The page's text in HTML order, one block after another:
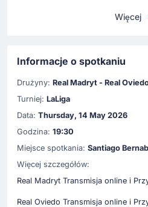
Więcej
Informacje o spotkaniu
Drużyny: Real Madryt - Real
Turniej: LaLiga
Data: Thursday, 14 May 2026
Godzina: 19:30
Miejsce spotkania: Santiago
Więcej szczegółów:
Real Madryt Transmisja online i
Real Oviedo Transmisja online i